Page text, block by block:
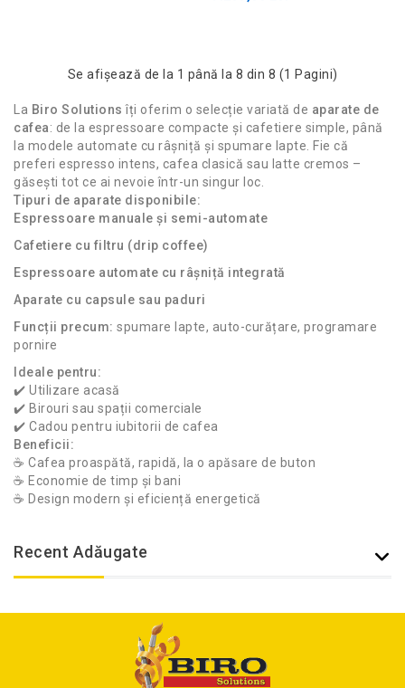
Se afişează de la 1 până la 8 din 8 (1 Pagini)
La Biro Solutions îți oferim o selecție variată de aparate de
cafea: de la espressoare compacte și cafetiere simple, până
la modele automate cu râșniță și spumare lapte. Fie că
preferi espresso intens, cafea clasică sau latte cremos –
găsești tot ce ai nevoie într-un singur loc.
Tipuri de aparate disponibile:
Espressoare manuale și semi-automate
Cafetiere cu filtru (drip coffee)
Espressoare automate cu râșniță integrată
Aparate cu capsule sau paduri
Funcții precum: spumare lapte, auto-curățare, programare
pornire
Ideale pentru:
✔️ Utilizare acasă
✔️ Birouri sau spații comerciale
✔️ Cadou pentru iubitorii de cafea
Beneficii:
☕ Cafea proaspătă, rapidă, la o apăsare de buton
☕ Economie de timp și bani
☕ Design modern și eficiență energetică
Recent Adăugate